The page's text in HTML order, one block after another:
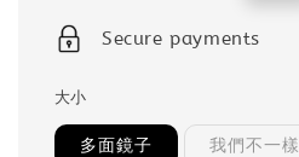
Secure payments
大小
多面鏡子 我們不一樣